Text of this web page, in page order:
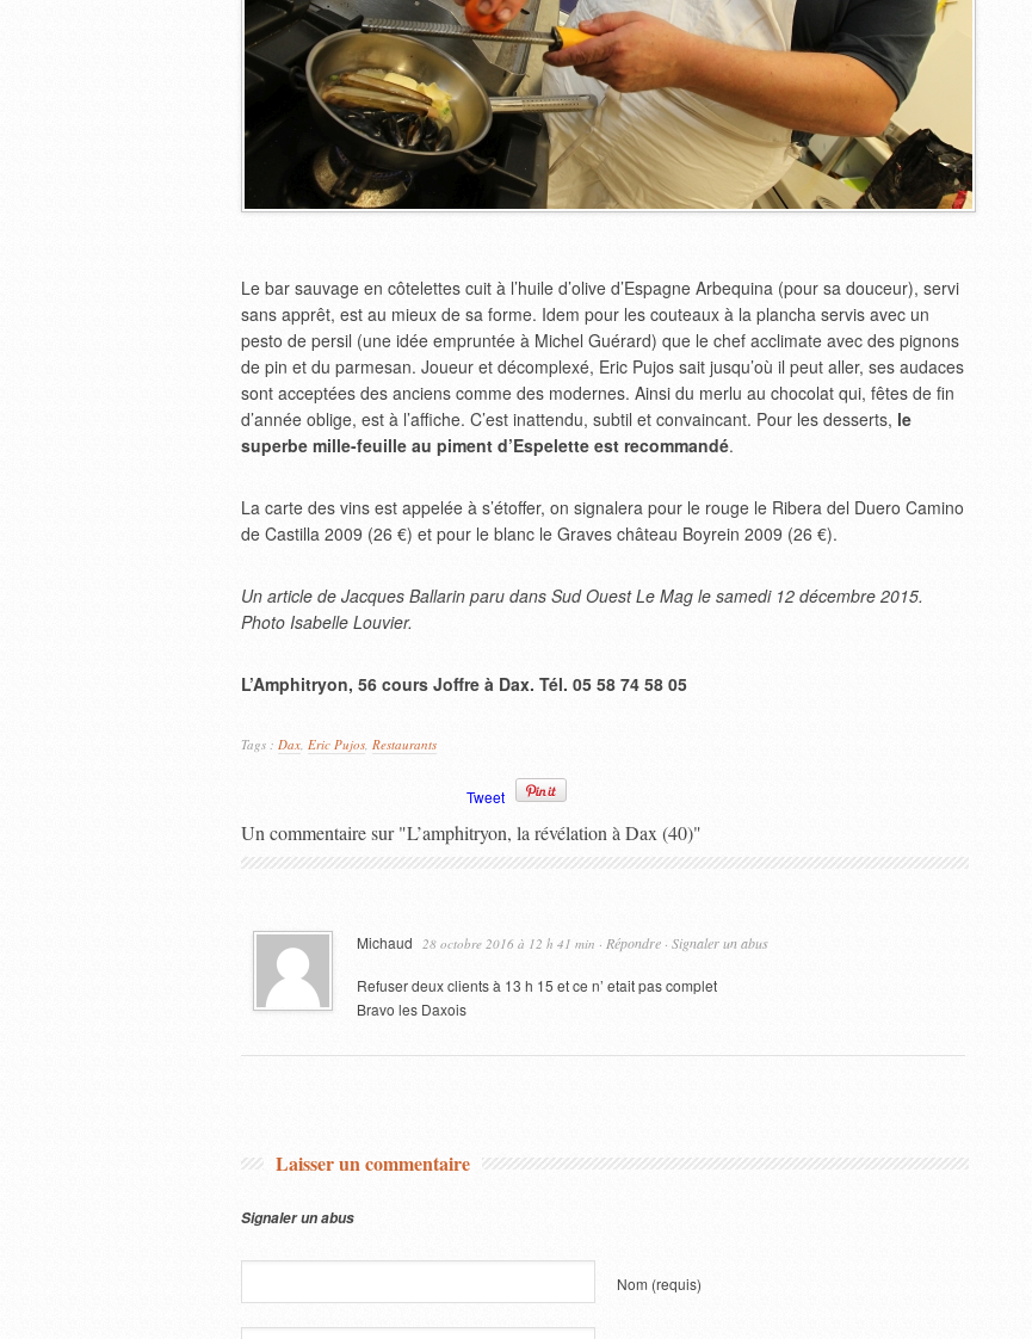
Le bar sauvage en côtelettes cuit à l’huile d’olive d’Espagne Arbequina (pour sa douceur), servi
sans apprêt, est au mieux de sa forme. Idem pour les couteaux à la plancha servis avec un
pesto de persil (une idée empruntée à Michel Guérard) que le chef acclimate avec des pignons
de pin et du parmesan. Joueur et décomplexé, Eric Pujos sait jusqu’où il peut aller, ses audaces
sont acceptées des anciens comme des modernes. Ainsi du merlu au chocolat qui, fêtes de fin
d’année oblige, est à l’affiche. C’est inattendu, subtil et convaincant. Pour les desserts, le
superbe mille-feuille au piment d’Espelette est recommandé.
La carte des vins est appelée à s’étoffer, on signalera pour le rouge le Ribera del Duero Camino
de Castilla 2009 (26 €) et pour le blanc le Graves château Boyrein 2009 (26 €).
Un article de Jacques Ballarin paru dans Sud Ouest Le Mag le samedi 12 décembre 2015.
Photo Isabelle Louvier.
L’Amphitryon, 56 cours Joffre à Dax. Tél. 05 58 74 58 05
Tags : Dax, Eric Pujos, Restaurants
Tweet
Un commentaire sur "L’amphitryon, la révélation à Dax (40)"
Michaud 28 octobre 2016 à 12 h 41 min · Répondre · Signaler un abus
Refuser deux clients à 13 h 15 et ce n’ etait pas complet
Bravo les Daxois
Laisser un commentaire
Signaler un abus
Nom (requis)